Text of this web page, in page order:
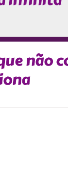
não